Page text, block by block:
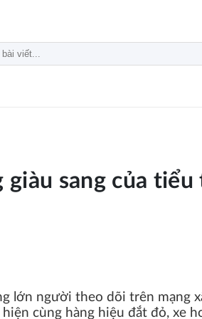
giàu sang của
lớn người theo dõi trên mạng
cùng hàng hiệu đắt đỏ, xe